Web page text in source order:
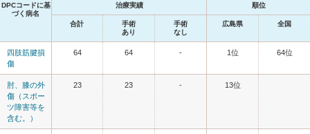
DPCコードに基
づく病名
治療実績 順位
合計
手術
あり
手術
なし
広島県 全国
四肢筋腱損
傷
64 64 - 1位 64位
肘、膝の外
傷（スポー
ツ障害等を
含む。）
23 23 - 13位